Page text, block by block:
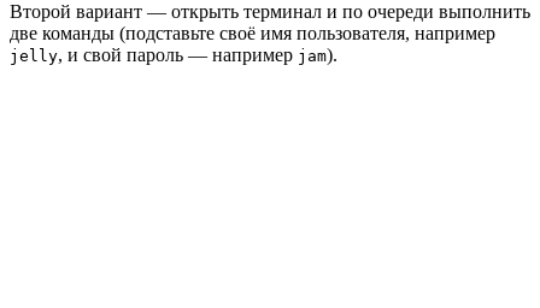
Второй вариант — открыть терминал и по очереди выполнить
две команды (подставьте своё имя пользователя, например
jelly, и свой пароль — например jam).